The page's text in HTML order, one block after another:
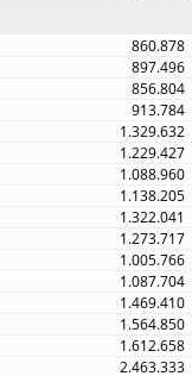
860.878
897.496
856.804
913.784
1.329.632
1.229.427
1.088.960
1.138.205
1.322.041
1.273.717
1.005.766
1.087.704
1.469.410
1.564.850
1.612.658
2.463.333